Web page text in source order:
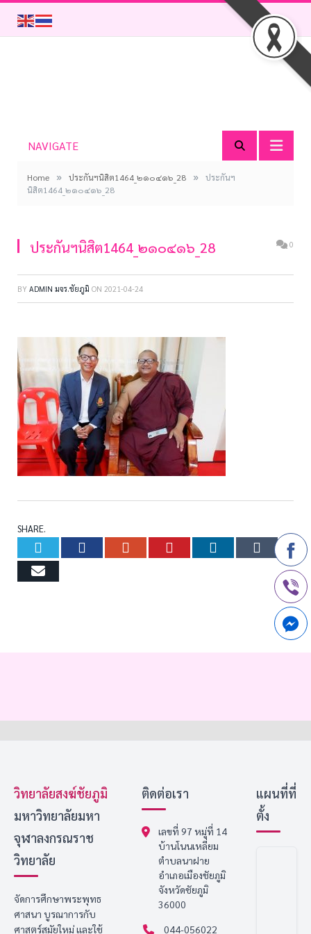
NAVIGATE
Home » ประกันฯนิสิต1464_๒๑๐๔๑๖_28 »
ประกันฯ
นิสิต1464_๒๑๐๔๑๖_28
ประกันฯนิสิต1464_๒๑๐๔๑๖_28 0
BY ADMIN มจร.ชัยภูมิ ON 2021-04-24
SHARE.
TwitterFacebookGoogle+PinterestLinkedIn
Email
วิทยาลัยสงฆ์ชัยภูมิ
มหาวิทยาลัยมหา
จุฬาลงกรณราช
วิทยาลัย
จัดการศึกษาพระพุทธ
ศาสนา บูรณาการกับ
ศาสตร์สมัยใหม่ และใช้
ติดต่อเรา
เลขที่ 97 หมู่ที่ 14
บ้านโนนเหลี่ยม
ตำบลนาฝาย
อำเภอเมืองชัยภูมิ
จังหวัดชัยภูมิ
36000
044-056022
แผนที่ที่
ตั้ง